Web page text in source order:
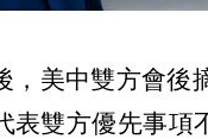
，美中雙方會後
表雙方優先事項